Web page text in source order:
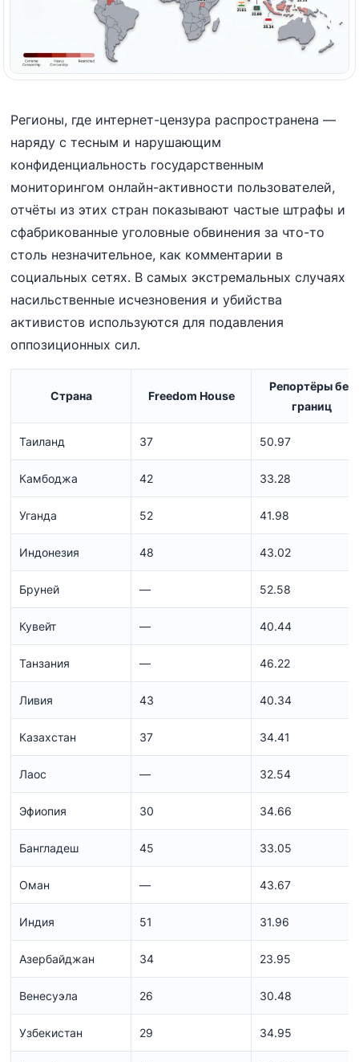
Регионы, где интернет-цензура распространена —
наряду с тесным и нарушающим
конфиденциальность государственным
мониторингом онлайн-активности пользователей,
отчёты из этих стран показывают частые штрафы и
сфабрикованные уголовные обвинения за что-то
столь незначительное, как комментарии в
социальных сетях. В самых экстремальных случаях
насильственные исчезновения и убийства
активистов используются для подавления
оппозиционных сил.
Страна Freedom House
Репортёры без
границ
Таиланд 37 50.97
Камбоджа 42 33.28
Уганда 52 41.98
Индонезия 48 43.02
Бруней — 52.58
Кувейт — 40.44
Танзания — 46.22
Ливия 43 40.34
Казахстан 37 34.41
Лаос — 32.54
Эфиопия 30 34.66
Бангладеш 45 33.05
Оман — 43.67
Индия 51 31.96
Азербайджан 34 23.95
Венесуэла 26 30.48
Узбекистан 29 34.95